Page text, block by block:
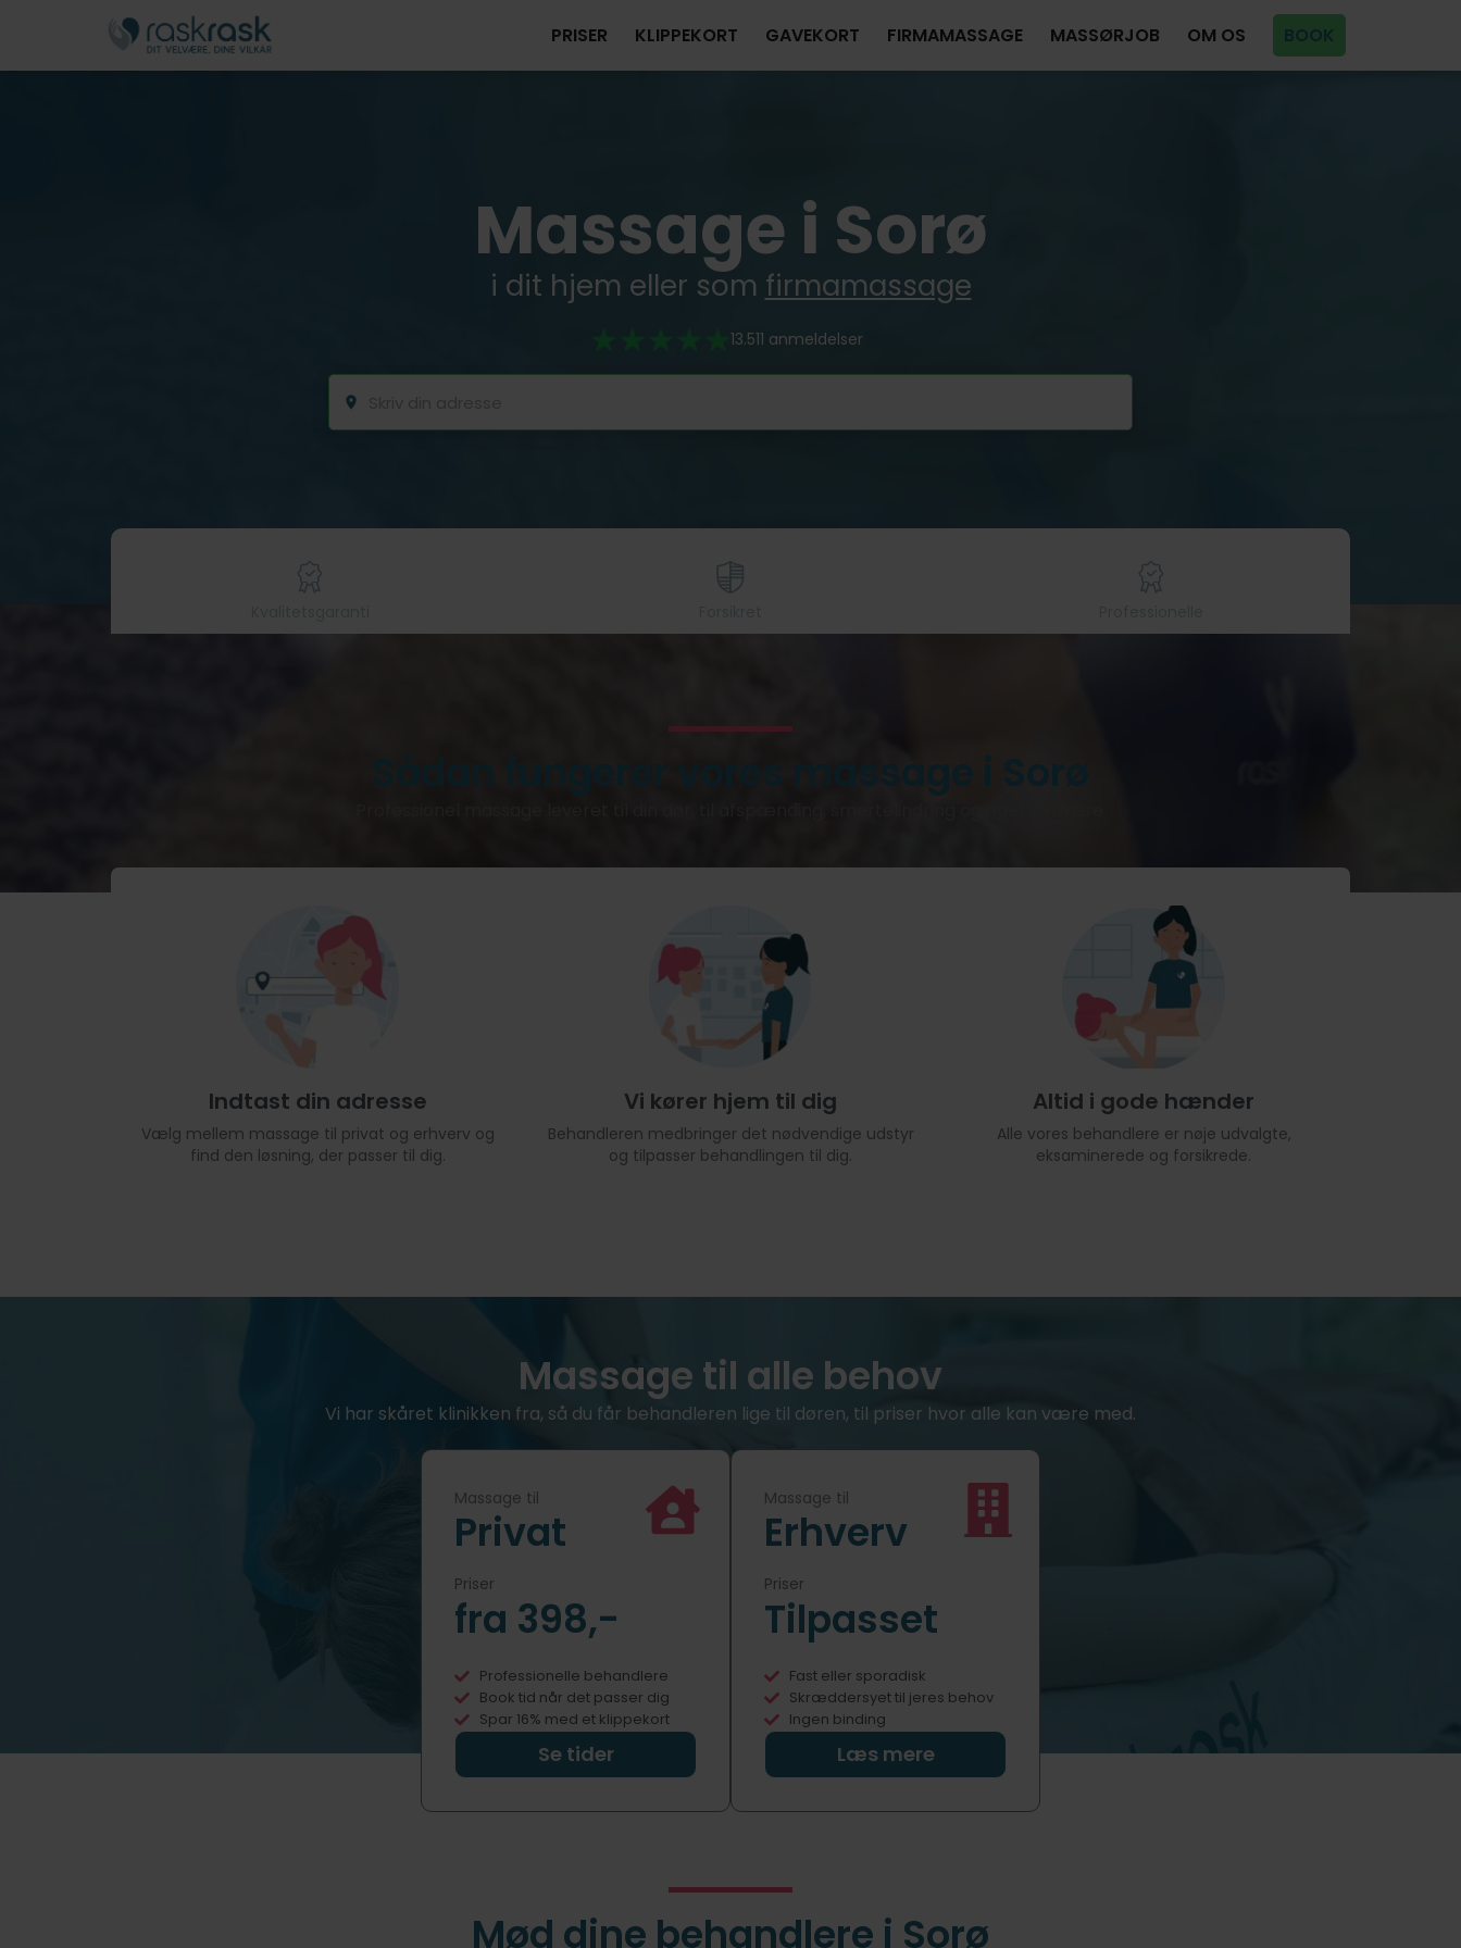
PRISER KLIPPEKORT GAVEKORT FIRMAMASSAGE MASSØRJOB OM OS BOOK
Massage i Sorø
i dit hjem eller som firmamassage
13.511 anmeldelser
Indtast din adresse
Vælg mellem massage til privat og erhverv og
find den løsning, der passer til dig.
Vi kører hjem til dig
Behandleren medbringer det nødvendige udstyr
og tilpasser behandlingen til dig.
Altid i gode hænder
Alle vores behandlere er nøje udvalgte,
eksaminerede og forsikrede.
Massage til alle behov
Vi har skåret klinikken fra, så du får behandleren lige til døren, til priser hvor alle kan være med.
Massage til
Privat
Priser
fra 398,-
Professionelle behandlere
Book tid når det passer dig
Spar 16% med et klippekort
Se tider
Massage til
Erhverv
Priser
Tilpasset
Fast eller sporadisk
Skræddersyet til jeres behov
Ingen binding
Læs mere
Mød dine behandlere i Sorø